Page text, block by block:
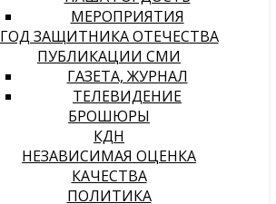
МЕРОПРИЯТИЯ
ГОД ЗАЩИТНИКА ОТЕЧЕСТВА
ПУБЛИКАЦИИ СМИ
ГАЗЕТА, ЖУРНАЛ
ТЕЛЕВИДЕНИЕ
БРОШЮРЫ
КДН
НЕЗАВИСИМАЯ ОЦЕНКА
КАЧЕСТВА
ПОЛИТИКА